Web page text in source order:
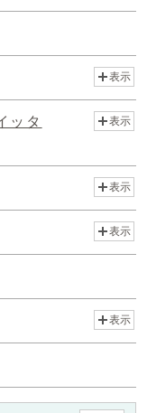
表示
ッタ
表示
表示
表示
表示